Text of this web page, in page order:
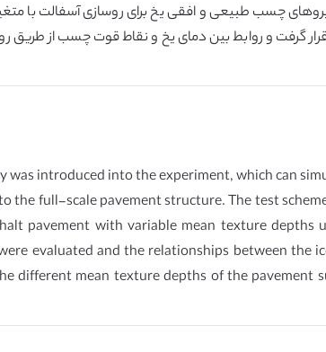
نیروهای چسب طبیعی و افقی یخ برای روسازی آسفالت
گرفت و روابط بین دمای یخ و نقاط قوت چسب از
was introduced into the experiment, which can
the full-scale pavement structure. The test
pavement with variable mean texture
evaluated and the relationships between the
different mean texture depths of the pavement